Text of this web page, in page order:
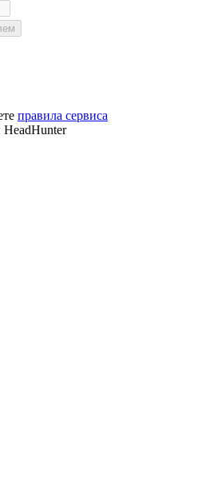
правила сервиса